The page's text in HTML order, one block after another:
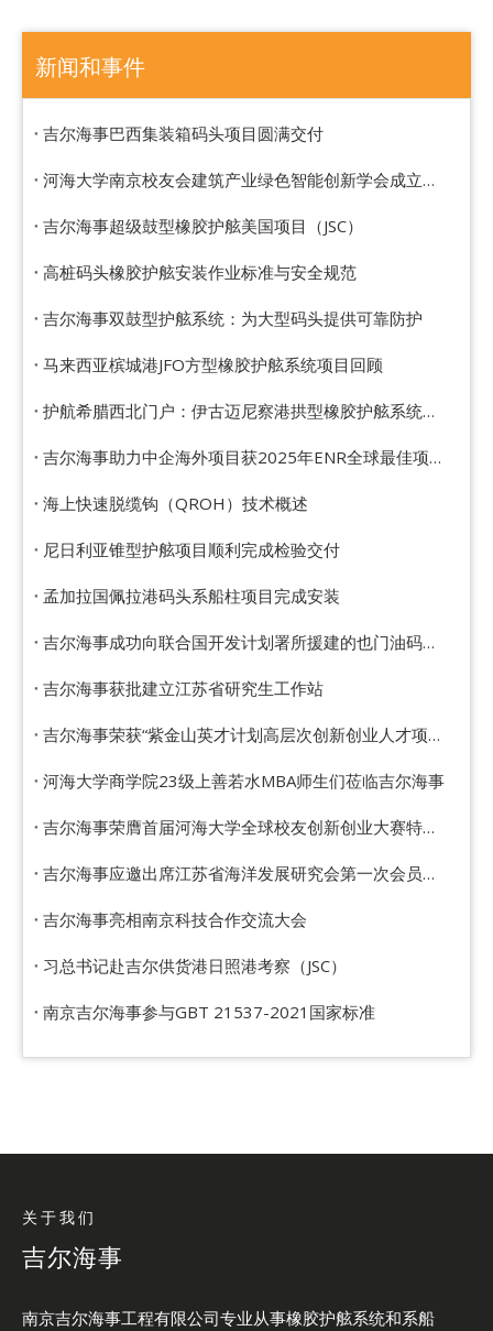
新闻和事件
吉尔海事巴西集装箱码头项目圆满交付
河海大学南京校友会建筑产业绿色智能创新学会成立，吉尔海事以技术创新赋能行业智造升级
吉尔海事超级鼓型橡胶护舷美国项目（JSC）
高桩码头橡胶护舷安装作业标准与安全规范
吉尔海事双鼓型护舷系统：为大型码头提供可靠防护
马来西亚槟城港JFO方型橡胶护舷系统项目回顾
护航希腊西北门户：伊古迈尼察港拱型橡胶护舷系统项目纪实
吉尔海事助力中企海外项目获2025年ENR全球最佳项目奖
海上快速脱缆钩（QROH）技术概述
尼日利亚锥型护舷项目顺利完成检验交付
孟加拉国佩拉港码头系船柱项目完成安装
吉尔海事成功向联合国开发计划署所援建的也门油码头交付靠泊系泊设备
吉尔海事获批建立江苏省研究生工作站
吉尔海事荣获“紫金山英才计划高层次创新创业人才项目”荣誉
河海大学商学院23级上善若水MBA师生们莅临吉尔海事
吉尔海事荣膺首届河海大学全球校友创新创业大赛特等奖
吉尔海事应邀出席江苏省海洋发展研究会第一次会员代表大会
吉尔海事亮相南京科技合作交流大会
习总书记赴吉尔供货港日照港考察（JSC）
南京吉尔海事参与GBT 21537-2021国家标准
关于我们
吉尔海事
南京吉尔海事工程有限公司专业从事橡胶护舷系统和系船